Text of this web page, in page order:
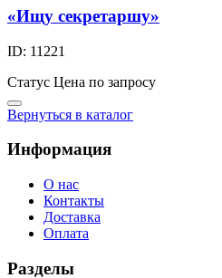
«Ищу секретаршу»
ID: 11221
Статус Цена по запросу
Вернуться в каталог
Информация
О нас
Контакты
Доставка
Оплата
Разделы